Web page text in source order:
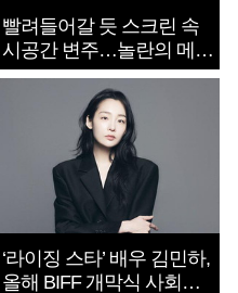
빨려들어갈 듯 스크린 속
시공간 변주…놀란의 메시
지는 ‘전쟁 속죄’
‘라이징 스타’ 배우 김민하,
올해 BIFF 개막식 사회자